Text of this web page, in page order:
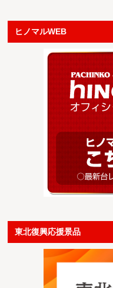
ヒノマルWEB
東北復興応援景品